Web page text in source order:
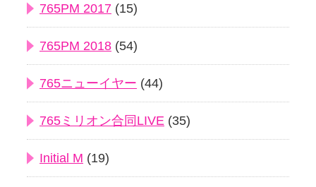
765PM 2017 (15)
765PM 2018 (54)
765ニューイヤー (44)
765ミリオン合同LIVE (35)
Initial M (19)